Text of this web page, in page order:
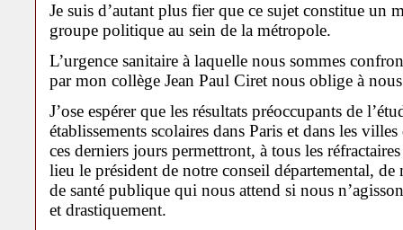
Je suis d’autant plus fier que ce sujet constitue un
groupe politique au sein de la métropole.
L’urgence sanitaire à laquelle nous sommes
par mon collège Jean Paul Ciret nous oblige à
J’ose espérer que les résultats préoccupants de
établissements scolaires dans Paris et dans les
ces derniers jours permettront, à tous les
lieu le président de notre conseil départemental,
de santé publique qui nous attend si nous
et drastiquement.